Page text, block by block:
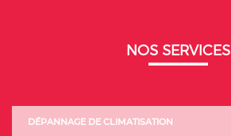
NOS SERVICES
DÉPANNAGE DE CLIMATISATION